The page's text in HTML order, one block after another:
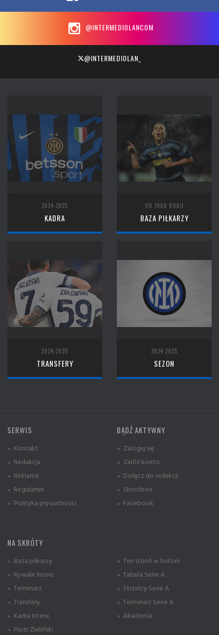
@INTERMEDIOLANCOM
@INTERMEDIOLAN_
2024-2025
KADRA
OD 1908 ROKU
BAZA PIŁKARZY
2024-2025
TRANSFERY
2024-2025
SEZON
SERWIS
» Kontakt
» Redakcja
» Reklama
» Regulamin
» Polityka prywatności
BĄDŹ AKTYWNY
» Zaloguj się
» Załóż konto
» Dołącz do redakcji
» Shoutbox
» Facebook
NA SKRÓTY
» Baza piłkarzy
» Rywale Interu
» Terminarz
» Transfery
» Kadra Interu
» Piotr Zieliński
» Ten dzień w historii
» Tabela Serie A
» Strzelcy Serie A
» Terminarz Serie A
» Akademia